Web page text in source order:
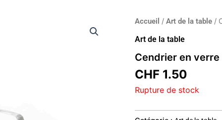
Accueil / Art de la table /
Art de la table
Cendrier en verre
CHF 1.50
Rupture de stock